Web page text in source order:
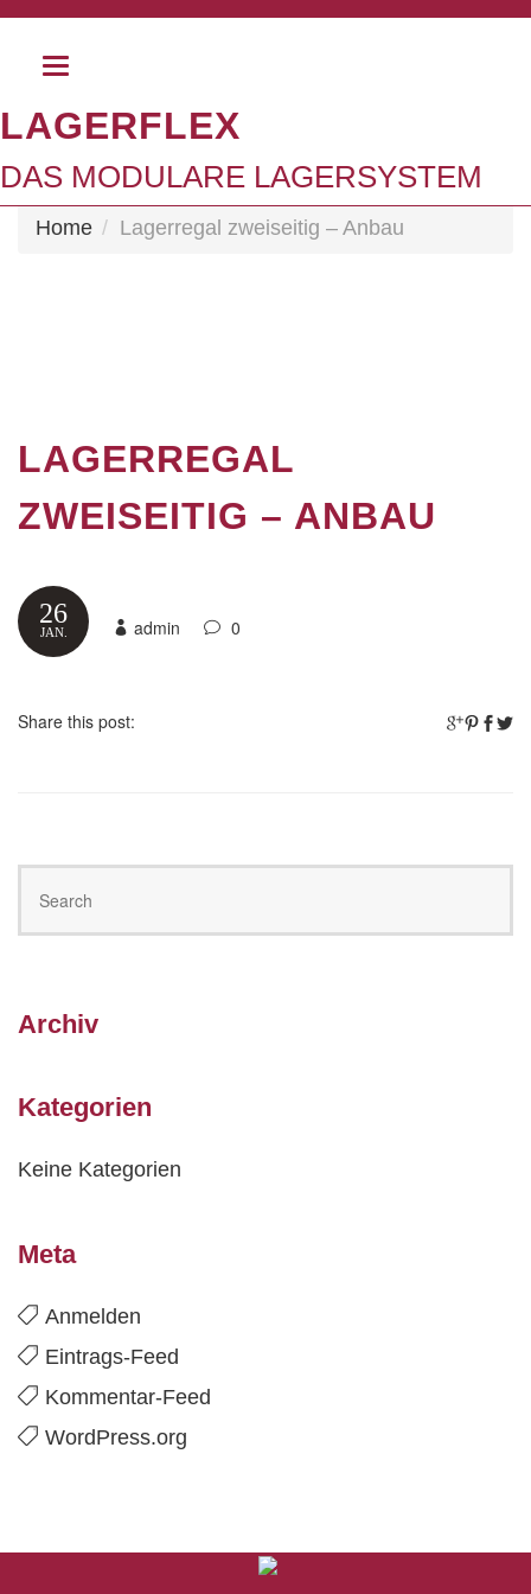
Toggle
LAGERFLEX
DAS MODULARE LAGERSYSTEM
Home Lagerregal zweiseitig – Anbau
LAGERREGAL
ZWEISEITIG – ANBAU
26
JAN. admin 0
Share this post:
Archiv
Kategorien
Keine Kategorien
Meta
Anmelden
Eintrags-Feed
Kommentar-Feed
WordPress.org